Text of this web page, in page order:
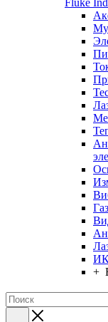
Fluke
+